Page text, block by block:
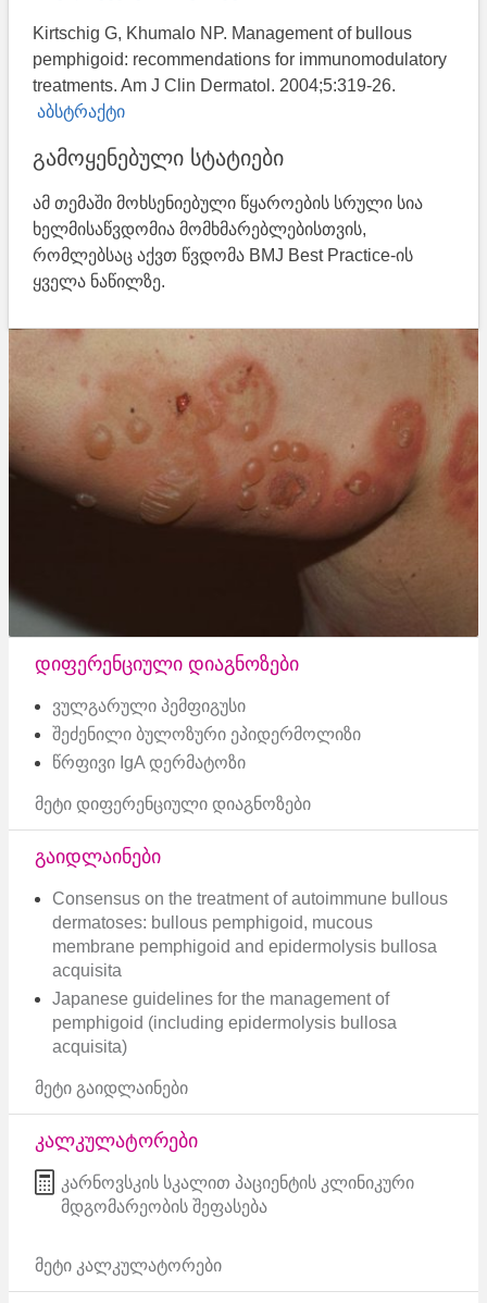
Kirtschig G, Khumalo NP. Management of bullous
pemphigoid: recommendations for immunomodulatory
treatments. Am J Clin Dermatol. 2004;5:319-26.
აბსტრაქტი
გამოყენებული სტატიები
ამ თემაში მოხსენიებული წყაროების სრული სია
ხელმისაწვდომია მომხმარებლებისთვის,
რომლებსაც აქვთ წვდომა BMJ Best Practice-ის
ყველა ნაწილზე.
დიფერენციული დიაგნოზები
ვულგარული პემფიგუსი
შეძენილი ბულოზური ეპიდერმოლიზი
წრფივი IgA დერმატოზი
მეტი დიფერენციული დიაგნოზები
გაიდლაინები
Consensus on the treatment of autoimmune bullous
dermatoses: bullous pemphigoid, mucous
membrane pemphigoid and epidermolysis bullosa
acquisita
Japanese guidelines for the management of
pemphigoid (including epidermolysis bullosa
acquisita)
მეტი გაიდლაინები
კალკულატორები
კარნოვსკის სკალით პაციენტის კლინიკური
მდგომარეობის შეფასება
მეტი კალკულატორები